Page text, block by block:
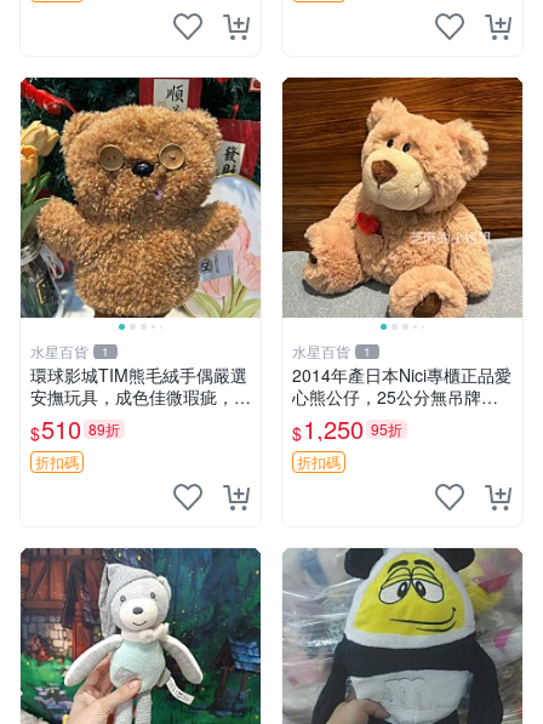
水星百貨 1
環球影城TIM熊毛絨手偶嚴選
安撫玩具，成色佳微瑕疵，贈
小禮物超值優惠 TIM熊 毛絨
手偶 安撫 toy 嚴選
$510 89折
折扣碼
水星百貨 1
2014年產日本Nici專櫃正品愛
心熊公仔，25公分無吊牌全
新 愛心熊 公仔 熊抱玩偶
$1,250 95折
折扣碼